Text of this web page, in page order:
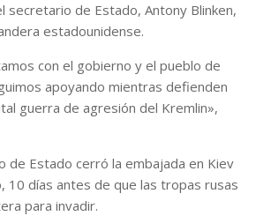
secretario de Estado, Antony Blinken,
estadounidense.
con el gobierno y el pueblo de
apoyando mientras defienden
guerra de agresión del Kremlin»,
de Estado cerró la embajada en Kiev
10 días antes de que las tropas rusas
para invadir.